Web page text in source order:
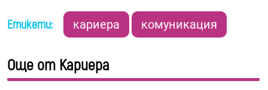
Етикети: кариера комуникация
Още от Кариера